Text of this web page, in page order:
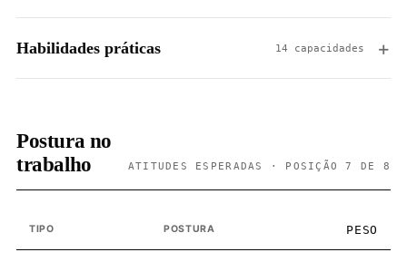
Habilidades práticas 14 capacidades
Postura no
trabalho
ATITUDES ESPERADAS · POSIÇÃO 7 DE 8
TIPO POSTURA PESO